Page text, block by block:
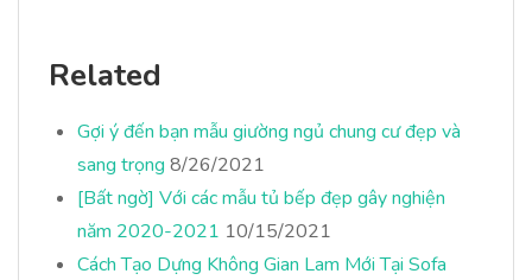
Related
Gợi ý đến bạn mẫu giường ngủ chung cư đẹp và
sang trọng 8/26/2021
[Bất ngờ] Với các mẫu tủ bếp đẹp gây nghiện
năm 2020-2021 10/15/2021
Cách Tạo Dựng Không Gian Lam Mới Tại Sofa